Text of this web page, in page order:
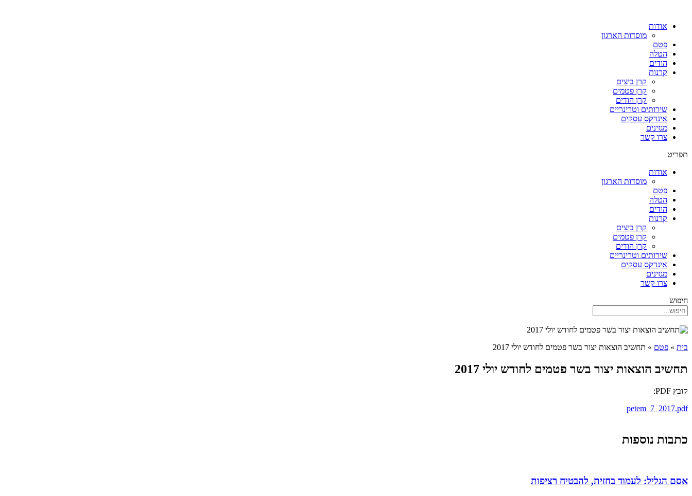
אודות
מוסדות הארגון
פטם
הטלה
הודים
קרנות
קרן ביצים
קרן פטמים
קרן הודים
שירותים וטרינריים
אינדקס עסקים
מגזינים
צרו קשר
תפריט
אודות
מוסדות הארגון
פטם
הטלה
הודים
קרנות
קרן ביצים
קרן פטמים
קרן הודים
שירותים וטרינריים
אינדקס עסקים
מגזינים
צרו קשר
חיפוש
בית » פטם » תחשיב הוצאות יצור בשר פטמים לחודש יולי 2017
תחשיב הוצאות יצור בשר פטמים לחודש יולי 2017
קובץ PDF:
petem_7_2017.pdf
כתבות נוספות
אסם הגליל: לעמוד בחזית, להבטיח רציפות